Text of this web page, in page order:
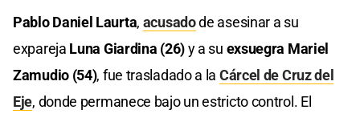
Pablo Daniel Laurta, acusadode asesinar a su
expareja Luna Giardina (26)y a su exsuegra Mariel
Zamudio (54), fue trasladado a la Cárcel de Cruz del
Eje, donde permanece bajo un estricto control. El